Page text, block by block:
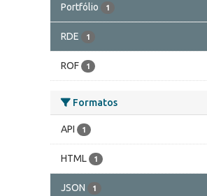
Portfólio 1
RDE 1
ROF 1
Formatos
API 1
HTML 1
JSON 1